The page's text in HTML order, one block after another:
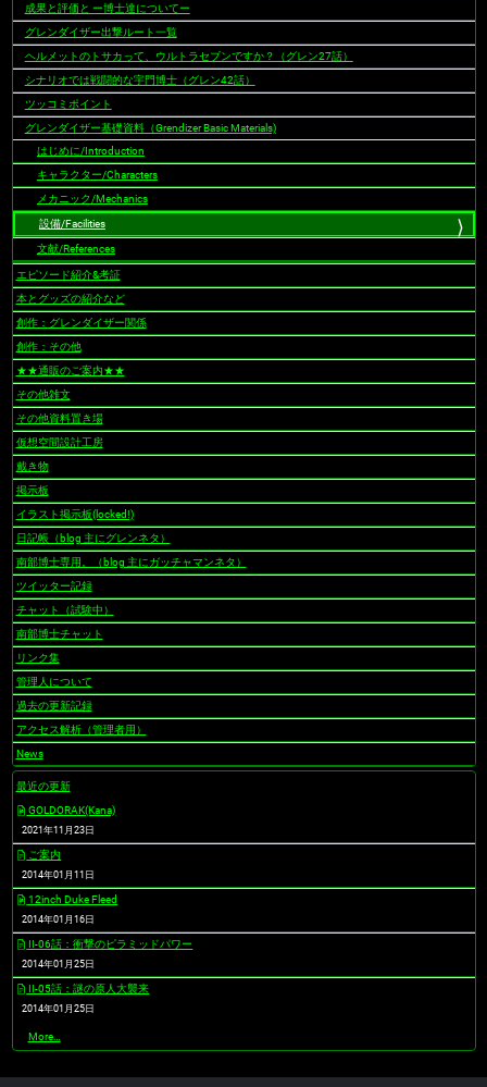
成果と評価と ー博士達についてー
グレンダイザー出撃ルート一覧
ヘルメットのトサカって、ウルトラセブンですか？（グレン27話）
シナリオでは戦闘的な宇門博士（グレン42話）
ツッコミポイント
グレンダイザー基礎資料（Grendizer Basic Materials)
はじめに/Introduction
キャラクター/Characters
メカニック/Mechanics
設備/Facilities
文献/References
エピソード紹介&考証
本とグッズの紹介など
創作：グレンダイザー関係
創作：その他
★★通販のご案内★★
その他雑文
その他資料置き場
仮想空間設計工房
戴き物
掲示板
イラスト掲示板(locked!)
日記帳（blog 主にグレンネタ）
南部博士専用。（blog 主にガッチャマンネタ）
ツイッター記録
チャット（試験中）
南部博士チャット
リンク集
管理人について
過去の更新記録
アクセス解析（管理者用）
News
最近の更新
GOLDORAK(Kana)
2021年11月23日
ご案内
2014年01月11日
12inch Duke Fleed
2014年01月16日
II-06話：衝撃のピラミッドパワー
2014年01月25日
II-05話：謎の原人大襲来
2014年01月25日
最
更
More…